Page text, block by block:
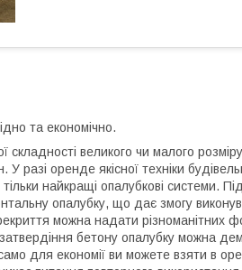
та економічно.
складності великого чи малого
У разі оренде якісної техніки
найкращі опалубкові системи.
опалубку, що дає змогу
можна надати різноманітних
затвердіння бетону опалубку можна
для економії ви можете взяти в